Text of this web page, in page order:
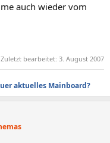
auch wieder vom
Zuletzt bearbeitet: 3. August 2007
aktuelles Mainboard?